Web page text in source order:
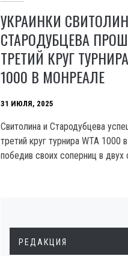
УКРАИНКИ
СТАРОДУБЦЕВА
ТРЕТИЙ КРУГ
1000 В МОНРЕАЛЕ
31 ИЮЛЯ, 2025
Свитолина и Стародубцева
третий круг турнира WTA 1000
победив своих соперниц в двух
РЕДАКЦИЯ